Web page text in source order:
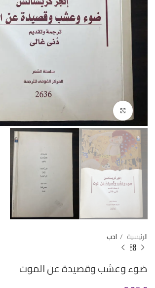
الرئيسية ادب
ضوء وعشب وقصيدة عن الموت